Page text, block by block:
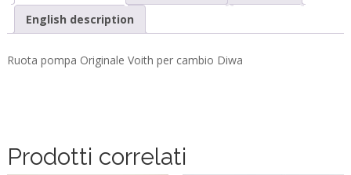
English description
Ruota pompa Originale Voith per cambio Diwa
Prodotti correlati